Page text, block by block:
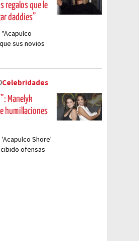
regalos que le
daddies”
sus novios
Celebridades
Manelyk
humillaciones
Shore'
ofensas